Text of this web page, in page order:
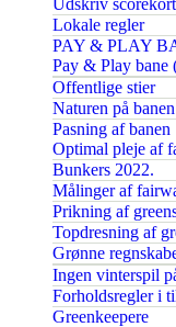
Udskriv scorekort
Lokale regler
PAY & PLAY
Pay & Play bane
Offentlige stier
Naturen på banen
Pasning af banen
Optimal pleje af
Bunkers 2022.
Målinger af
Prikning af
Topdresning af
Grønne
Ingen vinterspil
Forholdsregler i
Greenkeepere